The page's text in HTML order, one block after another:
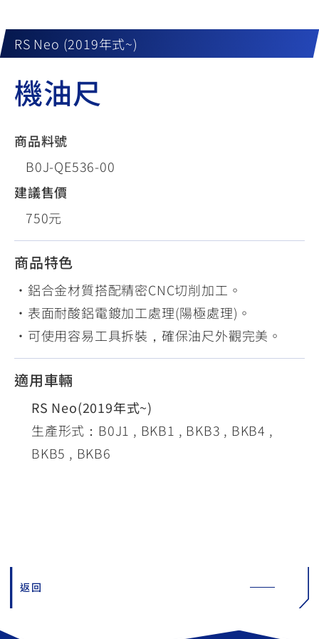
RS Neo (2019年式~)
機油尺
商品料號
B0J-QE536-00
建議售價
750元
商品特色
•鋁合金材質搭配精密CNC切削加工。
•表面耐酸鋁電鍍加工處理(陽極處理)。
•可使用容易工具拆裝，確保油尺外觀完美。
適用車輛
RS Neo(2019年式~)
生產形式：B0J1 , BKB1 , BKB3 , BKB4 ,
BKB5 , BKB6
返回